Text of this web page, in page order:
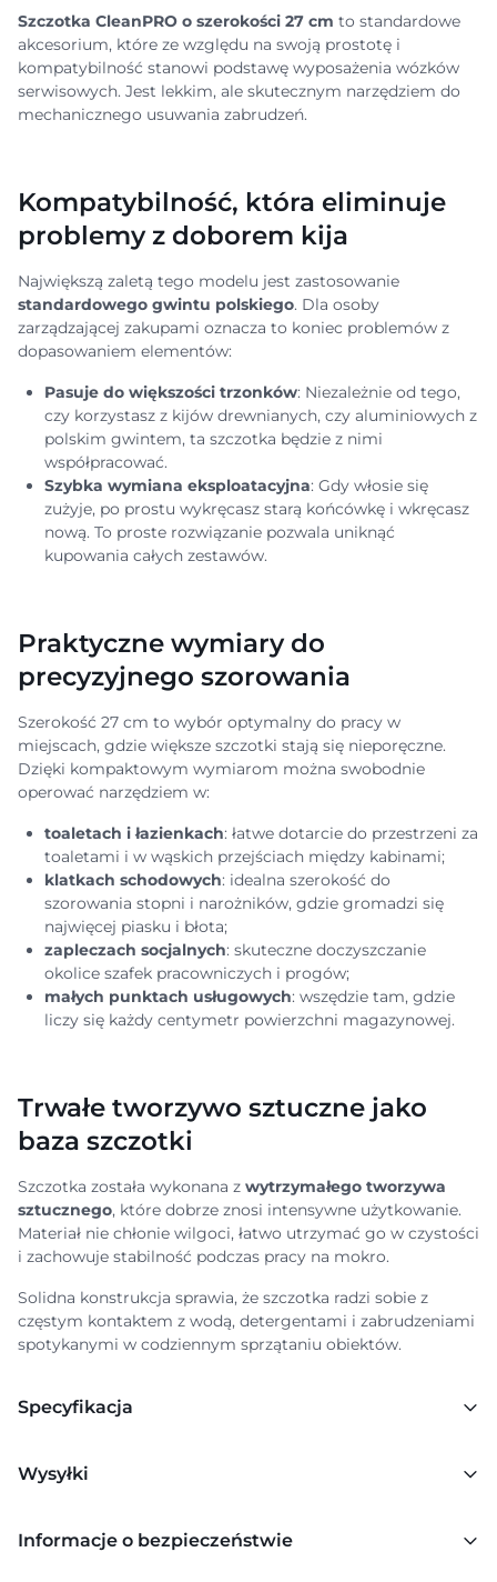
Szczotka CleanPRO o szerokości 27 cm to standardowe
akcesorium, które ze względu na swoją prostotę i
kompatybilność stanowi podstawę wyposażenia wózków
serwisowych. Jest lekkim, ale skutecznym narzędziem do
mechanicznego usuwania zabrudzeń.
Kompatybilność, która eliminuje
problemy z doborem kija
Największą zaletą tego modelu jest zastosowanie
standardowego gwintu polskiego. Dla osoby
zarządzającej zakupami oznacza to koniec problemów z
dopasowaniem elementów:
Pasuje do większości trzonków: Niezależnie od tego,
czy korzystasz z kijów drewnianych, czy aluminiowych z
polskim gwintem, ta szczotka będzie z nimi
współpracować.
Szybka wymiana eksploatacyjna: Gdy włosie się
zużyje, po prostu wykręcasz starą końcówkę i wkręcasz
nową. To proste rozwiązanie pozwala uniknąć
kupowania całych zestawów.
Praktyczne wymiary do
precyzyjnego szorowania
Szerokość 27 cm to wybór optymalny do pracy w
miejscach, gdzie większe szczotki stają się nieporęczne.
Dzięki kompaktowym wymiarom można swobodnie
operować narzędziem w:
toaletach i łazienkach: łatwe dotarcie do przestrzeni za
toaletami i w wąskich przejściach między kabinami;
klatkach schodowych: idealna szerokość do
szorowania stopni i narożników, gdzie gromadzi się
najwięcej piasku i błota;
zapleczach socjalnych: skuteczne doczyszczanie
okolice szafek pracowniczych i progów;
małych punktach usługowych: wszędzie tam, gdzie
liczy się każdy centymetr powierzchni magazynowej.
Trwałe tworzywo sztuczne jako
baza szczotki
Szczotka została wykonana z wytrzymałego tworzywa
sztucznego, które dobrze znosi intensywne użytkowanie.
Materiał nie chłonie wilgoci, łatwo utrzymać go w czystości
i zachowuje stabilność podczas pracy na mokro.
Solidna konstrukcja sprawia, że szczotka radzi sobie z
częstym kontaktem z wodą, detergentami i zabrudzeniami
spotykanymi w codziennym sprzątaniu obiektów.
Specyfikacja
Wysyłki
Informacje o bezpieczeństwie